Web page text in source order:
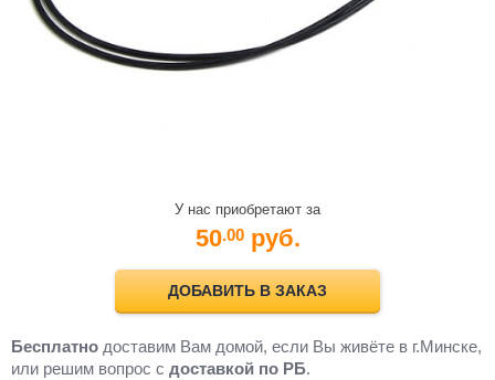
У нас приобретают за
50.00 руб.
ДОБАВИТЬ В ЗАКАЗ
Бесплатно доставим Вам домой, если Вы живёте в г.Минске,
или решим вопрос с доставкой по РБ.